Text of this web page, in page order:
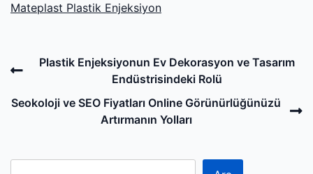
Mateplast Plastik Enjeksiyon
Post
PreviousPlastik Enjeksiyonun Ev Dekorasyon ve Tasarım
Endüstrisindeki Rolü
Seokoloji ve SEO Fiyatları Online Görünürlüğünüzü
Artırmanın Yolları